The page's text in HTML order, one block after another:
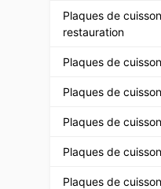
Plaques de
restauration
Plaques de
Plaques de
Plaques de
Plaques de
Plaques de